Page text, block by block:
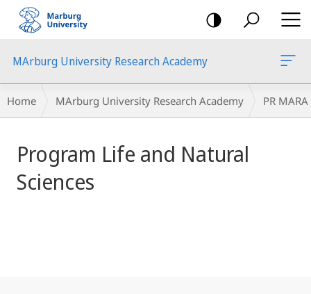
mobile
navigation
MArburg University Research Academy
Content
Breadcrumb-
Navigation
Home MArburg University Research Academy PR MARA
Program Life and Natural
Sciences